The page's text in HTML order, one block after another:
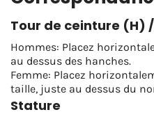
Tour de ceinture (H)
Hommes: Placez
au dessus des hanches.
Femme: Placez
taille, juste au dessus du
Stature